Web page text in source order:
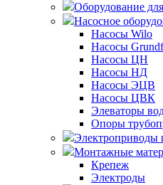
Оборудование
Насосное
Насосы Wilo
Насосы
Насосы ЦН
Насосы НД
Насосы ЭЦВ
Насосы ЦВК
Элеваторы
Опоры
Электроприводы
Монтажные
Крепеж
Электроды